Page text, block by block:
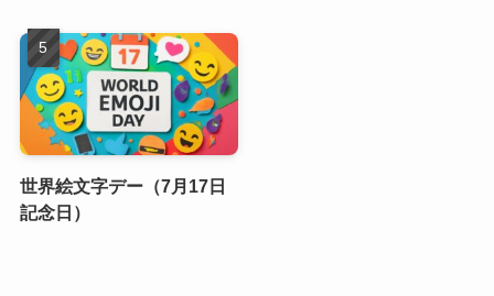
世界絵文字デー（7月17日
記念日）